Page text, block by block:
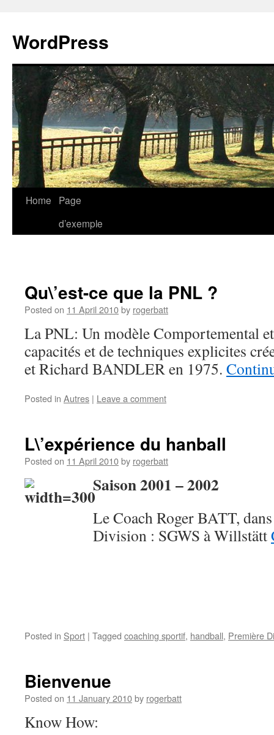
WordPress
Skip
Home
Page
d’exemple
Qu\’est-ce que la PNL ?
Posted on 11 April 2010by rogerbatt
La PNL: Un modèle Comportemental
capacités et de techniques explicites
et Richard BANDLER en 1975.
Posted in Autres | Leave a comment
L\’expérience du hanball
Posted on 11 April 2010by rogerbatt
Saison 2001 – 2002
Le Coach Roger BATT,
Division : SGWS à Willstätt
Posted in Sport | Tagged coaching sportif, handball, Première
Bienvenue
Posted on 11 January 2010by rogerbatt
Know How: